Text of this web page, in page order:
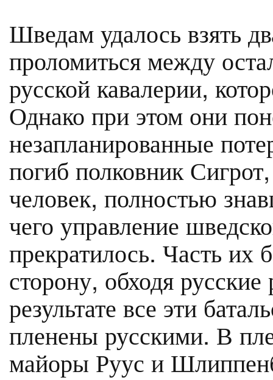
Шведам удалось взять
проломиться между
русской кавалерии,
Однако при этом они
незапланированные
погиб полковник
человек, полностью
чего управление
прекратилось. Часть их
сторону, обходя
результате все эти
пленены русскими. В
майоры Руус и